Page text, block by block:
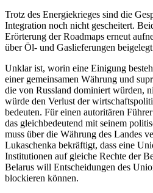
Trotz des Energie­krieges sind die
Integration noch nicht gescheitert.
Erörterung der Roadmaps erneut
über Öl- und Gaslie­fe­rungen
Unklar ist, worin eine Einigung
einer gemein­samen Währung und
die von Russland dominiert würden,
würde den Verlust der
bedeuten. Für einen autori­tären
das gleich­be­deutend mit seinem
muss über die Währung des Landes
Lukaschenka bekräftigt, dass eine
Insti­tu­tionen auf gleiche Rechte der
Belarus will Entschei­dungen des
blockieren können.